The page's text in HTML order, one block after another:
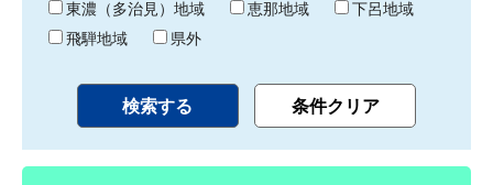
東濃（多治見）地域
恵那地域
下呂地域
飛騨地域
県外